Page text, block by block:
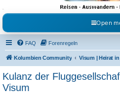
Open
FAQ Forenregeln
Kolumbien Community
Kulanz der
Visum